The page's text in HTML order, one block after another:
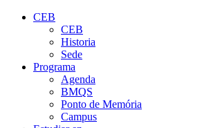
CEB
CEB
Historia
Sede
Programa
Agenda
BMQS
Ponto de Memória
Campus